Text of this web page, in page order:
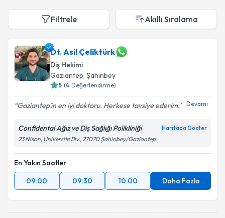
Filtrele Akıllı Sıralama
Dt. Asil Çeliktürk
Diş Hekimi
Gaziantep, Şahinbey
5 (4 Değerlendirme)
Gaziantep'in en iyi doktoru. Herkese tavsiye ederim. Devamı
Confidental Ağız ve Diş Sağlığı Polikliniği Haritada Göster
23 Nisan, Üniversite Blv., 27070 Şahinbey/Gaziantep
En Yakın Saatler
09:00
09:30 10:00 Daha Fazla